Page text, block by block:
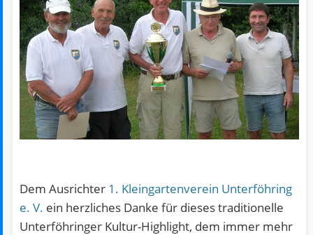
Dem Ausrichter 1. Kleingartenverein Unterföhring
e. V. ein herzliches Danke für dieses traditionelle
Unterföhringer Kultur-Highlight, dem immer mehr